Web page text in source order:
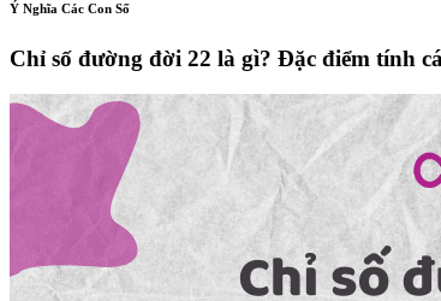
Ý Nghĩa Các Con Số
Chỉ số đường đời 22 là gì? Đặc điểm tính